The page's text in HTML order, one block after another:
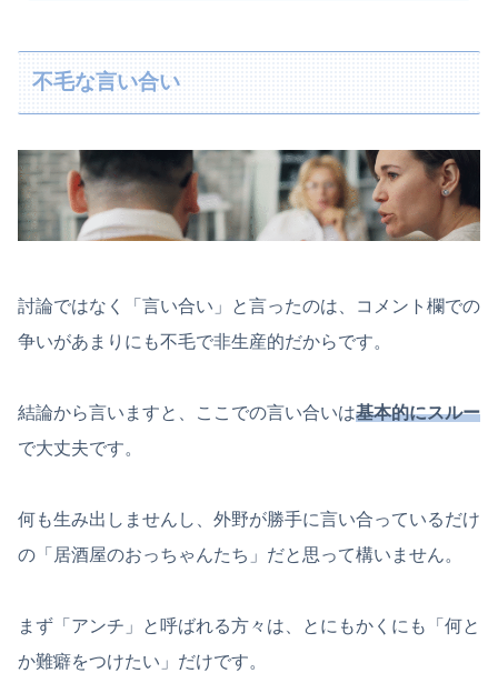
不毛な言い合い
討論ではなく「言い合い」と言ったのは、コメント欄での
争いがあまりにも不毛で非生産的だからです。
結論から言いますと、ここでの言い合いは基本的にスルー
で大丈夫です。
何も生み出しませんし、外野が勝手に言い合っているだけ
の「居酒屋のおっちゃんたち」だと思って構いません。
まず「アンチ」と呼ばれる方々は、とにもかくにも「何と
か難癖をつけたい」だけです。